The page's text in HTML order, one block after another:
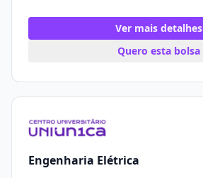
Ver mais detalhes
Quero esta bolsa
Engenharia Elétrica